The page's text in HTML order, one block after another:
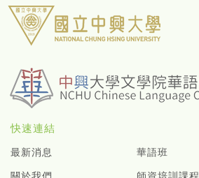
快速連結
最新消息
華語班